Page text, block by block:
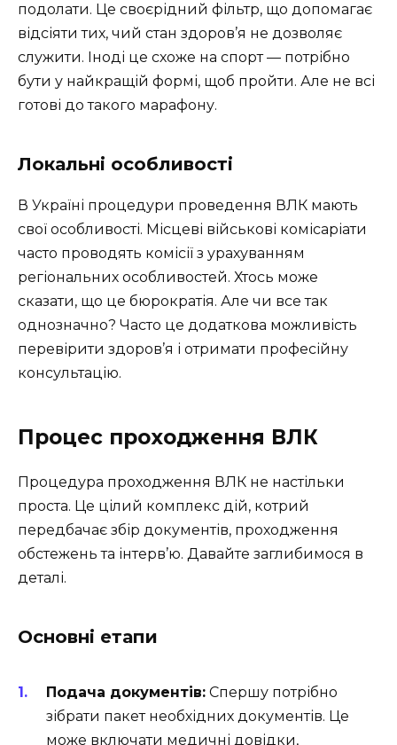
подолати. Це своєрідний фільтр, що допомагає
відсіяти тих, чий стан здоров’я не дозволяє
служити. Іноді це схоже на спорт — потрібно
бути у найкращій формі, щоб пройти. Але не всі
готові до такого марафону.
Локальні особливості
В Україні процедури проведення ВЛК мають
свої особливості. Місцеві військові комісаріати
часто проводять комісії з урахуванням
регіональних особливостей. Хтось може
сказати, що це бюрократія. Але чи все так
однозначно? Часто це додаткова можливість
перевірити здоров’я і отримати професійну
консультацію.
Процес проходження ВЛК
Процедура проходження ВЛК не настільки
проста. Це цілий комплекс дій, котрий
передбачає збір документів, проходження
обстежень та інтерв’ю. Давайте заглибимося в
деталі.
Основні етапи
Подача документів: Спершу потрібно
зібрати пакет необхідних документів. Це
може включати медичні довідки,